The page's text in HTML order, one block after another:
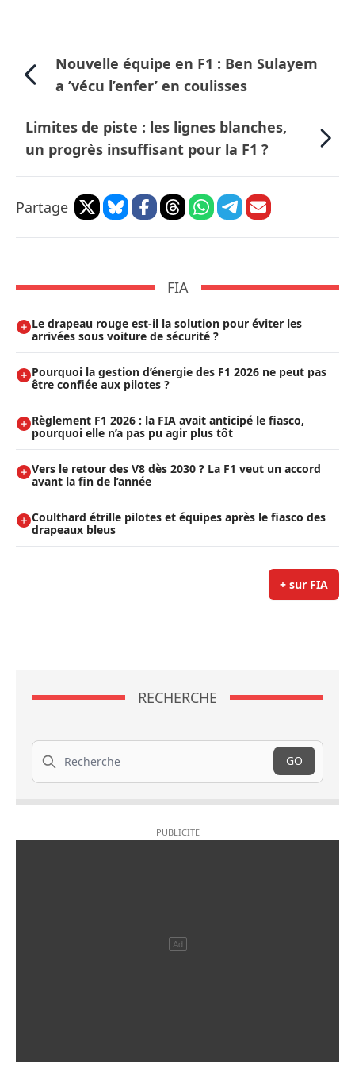
Nouvelle équipe en F1 : Ben Sulayem
a ’vécu l’enfer’ en coulisses
Limites de piste : les lignes blanches,
un progrès insuffisant pour la F1 ?
Partage
FIA
Le drapeau rouge est-il la solution pour éviter les
arrivées sous voiture de sécurité ?
Pourquoi la gestion d’énergie des F1 2026 ne peut pas
être confiée aux pilotes ?
Règlement F1 2026 : la FIA avait anticipé le fiasco,
pourquoi elle n’a pas pu agir plus tôt
Vers le retour des V8 dès 2030 ? La F1 veut un accord
avant la fin de l’année
Coulthard étrille pilotes et équipes après le fiasco des
drapeaux bleus
+ sur FIA
RECHERCHE
Recherche
GO